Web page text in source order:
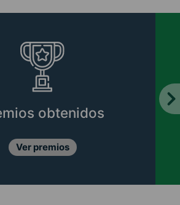
Libros CIPER
Conócelos